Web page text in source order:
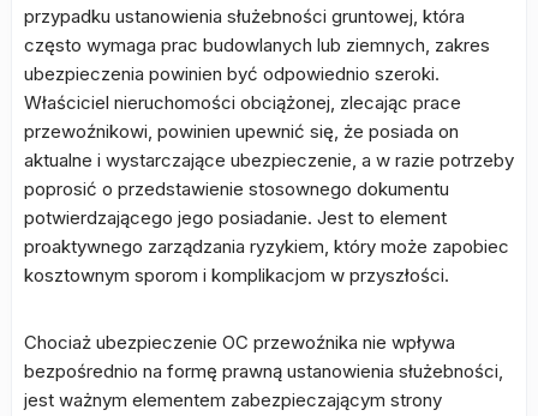
przypadku ustanowienia służebności gruntowej, która
często wymaga prac budowlanych lub ziemnych, zakres
ubezpieczenia powinien być odpowiednio szeroki.
Właściciel nieruchomości obciążonej, zlecając prace
przewoźnikowi, powinien upewnić się, że posiada on
aktualne i wystarczające ubezpieczenie, a w razie potrzeby
poprosić o przedstawienie stosownego dokumentu
potwierdzającego jego posiadanie. Jest to element
proaktywnego zarządzania ryzykiem, który może zapobiec
kosztownym sporom i komplikacjom w przyszłości.
Chociaż ubezpieczenie OC przewoźnika nie wpływa
bezpośrednio na formę prawną ustanowienia służebności,
jest ważnym elementem zabezpieczającym strony